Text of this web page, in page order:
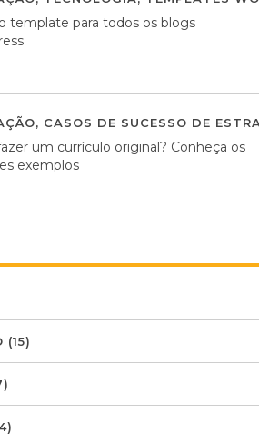
template para todos os blogs
, CASOS DE SUCESSO DE
um currículo original? Conheça os
exemplos
(15)